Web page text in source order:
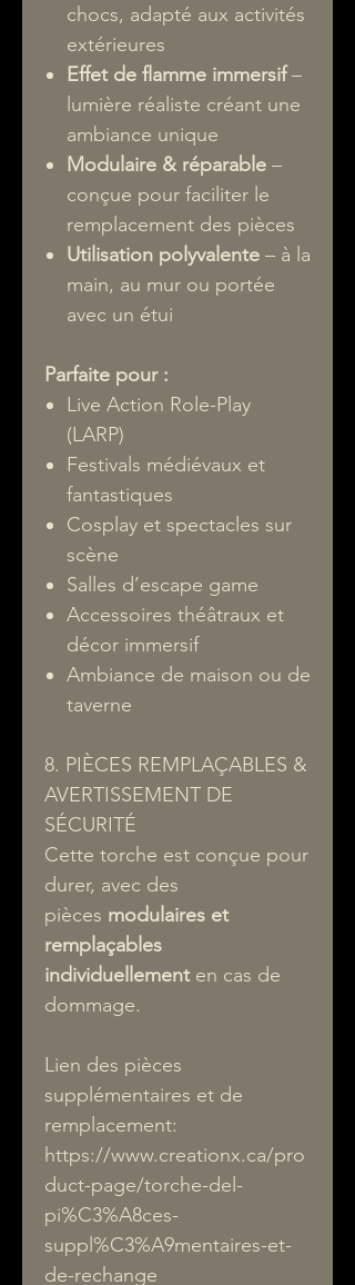
chocs, adapté aux activités
extérieures
Effet de flamme immersif–
lumière réaliste créant une
ambiance unique
Modulaire & réparable –
conçue pour faciliter le
remplacement des pièces
Utilisation polyvalente – à la
main, au mur ou portée
avec un étui
Parfaite pour :
Live Action Role-Play
(LARP)
Festivals médiévaux et
fantastiques
Cosplay et spectacles sur
scène
Salles d’escape game
Accessoires théâtraux et
décor immersif
Ambiance de maison ou de
taverne
8. PIÈCES REMPLAÇABLES &
AVERTISSEMENT DE
SÉCURITÉ
Cette torche est conçue pour
durer, avec des
pièces modulaires et
remplaçables
individuellementen cas de
dommage.
Lien des pièces
supplémentaires et de
remplacement:
https://www.creationx.ca/pro
duct-page/torche-del-
pi%C3%A8ces-
suppl%C3%A9mentaires-et-
de-rechange